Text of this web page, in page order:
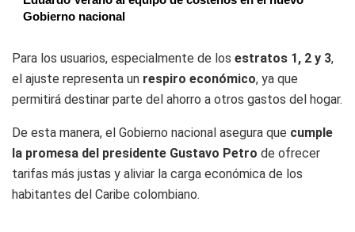
Gobierno nacional
Para los usuarios, especialmente de los estratos 1, 2 y 3,
el ajuste representa un respiro económico, ya que
permitirá destinar parte del ahorro a otros gastos del hogar.
De esta manera, el Gobierno nacional asegura que cumple
la promesa del presidente Gustavo Petro de ofrecer
tarifas más justas y aliviar la carga económica de los
habitantes del Caribe colombiano.